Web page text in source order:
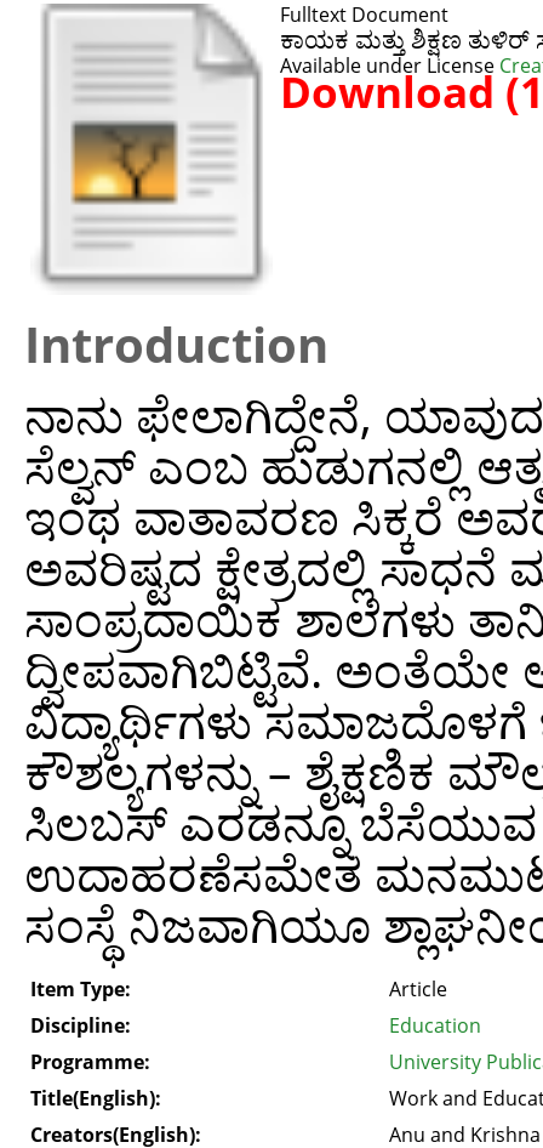
Fulltext Document
ಕಾಯಕ ಮತ್ತು ಶಿಕ್ಷಣ
Available under License
Download
Introduction
ನಾನು ಫೇಲಾಗಿದ್ದೇನೆ,
ಸೆಲ್ವನ್ ಎಂಬ ಹುಡುಗನಲ್ಲಿ
ಇಂಥ ವಾತಾವರಣ ಸಿಕ್ಕರೆ
ಅವರಿಷ್ಟದ ಕ್ಷೇತ್ರದಲ್ಲಿ
ಸಾಂಪ್ರದಾಯಿಕ ಶಾಲೆಗಳು
ದ್ವೀಪವಾಗಿಬಿಟ್ಟಿವೆ.
ವಿದ್ಯಾರ್ಥಿಗಳು ಸಮಾಜದೊಳಗೆ
ಕೌಶಲ್ಯಗಳನ್ನು – ಶೈಕ್ಷಣಿಕ
ಸಿಲಬಸ್ ಎರಡನ್ನೂ ಬೆಸೆಯುವ
ಉದಾಹರಣೆಸಮೇತ
ಸಂಸ್ಥೆ ನಿಜವಾಗಿಯೂ
Item Type:
Article
Discipline:
Education
Programme:
University
Title(English):
Work and
Creators(English):
Anu and Krishna